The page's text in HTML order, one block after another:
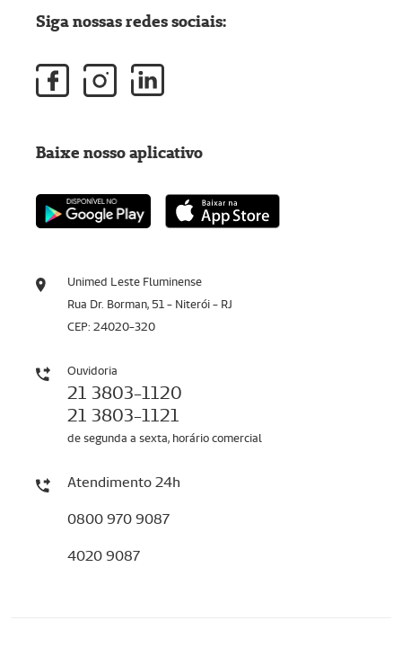
Unimed Leste Fluminense
Rua Dr. Borman, 51 - Niterói - RJ
CEP: 24020-320
Ouvidoria
21 3803-1120
21 3803-1121
de segunda a sexta, horário comercial
Atendimento 24h
0800 970 9087
4020 9087
Siga nossas redes sociais:
Baixe nosso aplicativo